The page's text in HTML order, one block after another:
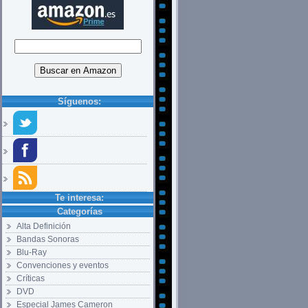
Síguenos:
Te interesa:
Categorías
Alta Definición
Bandas Sonoras
Blu-Ray
Convenciones y eventos
Críticas
DVD
Especial James Cameron